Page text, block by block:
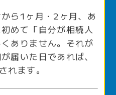
ら1ヶ月・2ヶ月、あ
めて「自分が相続人
ありません。それが
届いた日であれば、
れます。